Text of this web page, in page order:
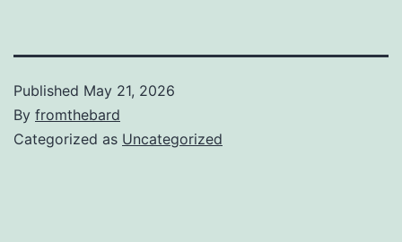
Published May 21, 2026
By fromthebard
Categorized as Uncategorized